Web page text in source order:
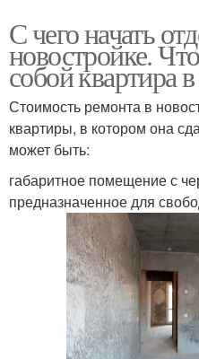
С чего начать
новостройке.
собой квартира
Стоимость ремонта в
квартиры, в котором она
может быть:
габаритное помещение с
предназначенное для